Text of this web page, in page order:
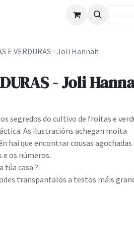
E VERDURAS - Joli Hannah
- Joli
segredos do cultivo de froitas e
As ilustracións achegan moita
que encontrar cousas agochadas
os números.
casa ?
transpantalos a testos máis